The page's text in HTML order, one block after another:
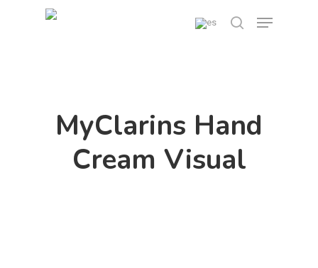
search
Menu
MyClarins Hand
Cream Visual